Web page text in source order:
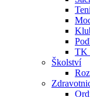
TK
Školství